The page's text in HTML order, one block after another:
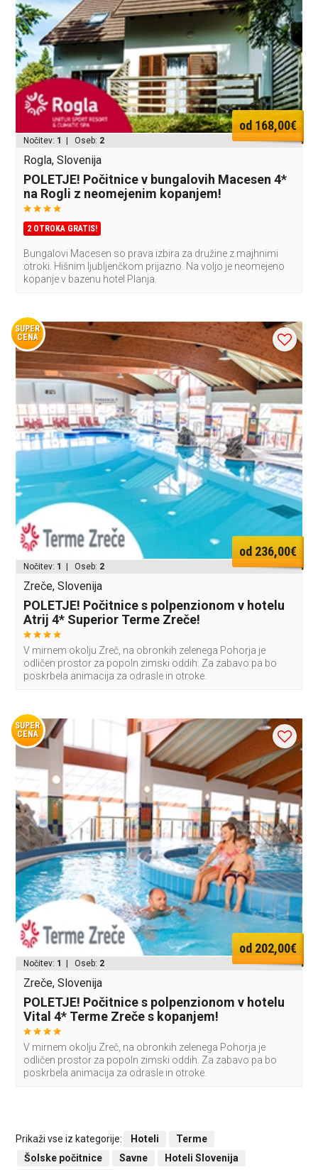
od 168,00€
Nočitev: 1 | Oseb: 2
Rogla, Slovenija
POLETJE! Počitnice v bungalovih Macesen 4*
na Rogli z neomejenim kopanjem!
2 OTROKA GRATIS!
Bungalovi Macesen so prava izbira za družine z majhnimi
otroki. Hišnim ljubljenčkom prijazno. Na voljo je neomejeno
kopanje v bazenu hotel Planja.
SUPER
CENA
od 236,00€
Nočitev: 1 | Oseb: 2
Zreče, Slovenija
POLETJE! Počitnice s polpenzionom v hotelu
Atrij 4* Superior Terme Zreče!
V mirnem okolju Zreč, na obronkih zelenega Pohorja je
odličen prostor za popoln zimski oddih. Za zabavo pa bo
poskrbela animacija za odrasle in otroke.
SUPER
CENA
od 202,00€
Nočitev: 1 | Oseb: 2
Zreče, Slovenija
POLETJE! Počitnice s polpenzionom v hotelu
Vital 4* Terme Zreče s kopanjem!
V mirnem okolju Zreč, na obronkih zelenega Pohorja je
odličen prostor za popoln zimski oddih. Za zabavo pa bo
poskrbela animacija za odrasle in otroke.
Prikaži vse iz kategorije: Hoteli
Terme
Šolske počitnice
Savne
Hoteli Slovenija